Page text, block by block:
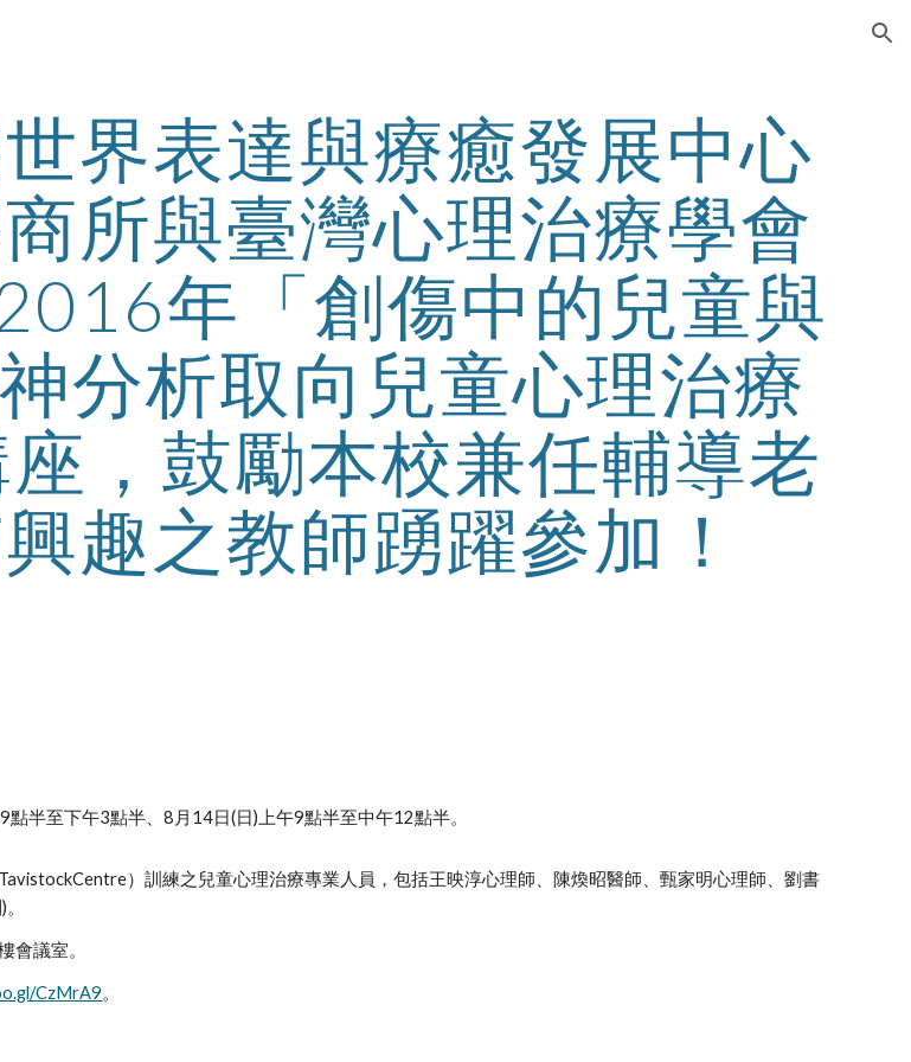
界表達與療癒發展中心
所與臺灣心理治療學會
年「創傷中的兒童與
分析取向兒童心理治療
，鼓勵本校兼任輔導老
趣之教師踴躍參加！
半至下午3點半、8月14日(日)上午9點半至中午12點半。
）訓練之兒童心理治療專業人員，包括王映淳心理師、陳煥昭醫師、甄家明心理師、劉書
會議室。
CzMrA9。